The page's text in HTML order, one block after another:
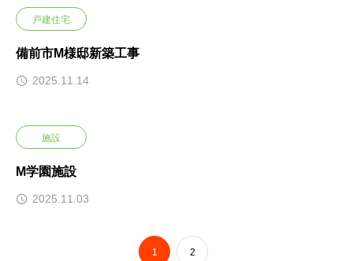
戸建住宅
備前市M様邸新築工事
2025.11.14
施設
M学園施設
2025.11.03
1 2